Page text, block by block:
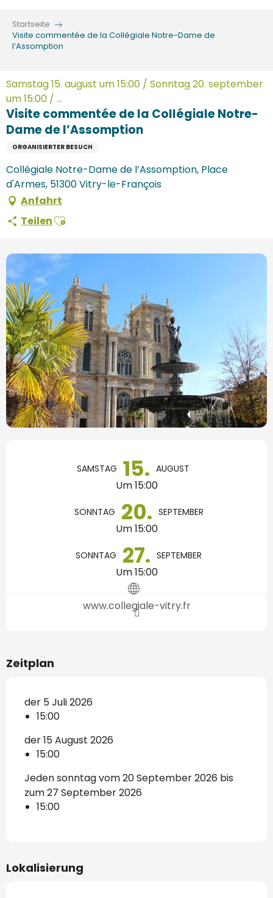
contenu
principal
Startseite
Visite commentée de la Collégiale Notre-Dame de
l’Assomption
Samstag 15. august um 15:00 / Sonntag 20. september
um 15:00 / ...
Visite commentée de la Collégiale Notre-
Dame de l’Assomption
ORGANISIERTER BESUCH
Collégiale Notre-Dame de l’Assomption, Place
d'Armes, 51300 Vitry-le-François
Anfahrt
TeilenAjouter aux favoris
SAMSTAG 15. AUGUST
Um 15:00
SONNTAG 20. SEPTEMBER
Um 15:00
SONNTAG 27. SEPTEMBER
Um 15:00
www.collegiale-vitry.fr
Zeitplan
der 5 Juli 2026
15:00
der 15 August 2026
15:00
Jeden sonntag vom 20 September 2026 bis
zum 27 September 2026
15:00
Lokalisierung